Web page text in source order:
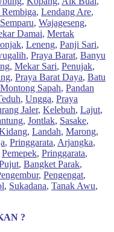
, Lendang Are,
Semparu, Wajageseng,
Damai, Mertak
, Leneng, Panji Sari,
, Praya Barat, Banyu
, Mekar Sari, Penujak,
, Praya Barat Daya, Batu
Montong Sapah, Pandan
, Ungga, Praya
Jaler, Kelebuh, Lajut,
, Jontlak, Sasake,
, Landah, Marong,
, Pringgarata, Arjangka,
Pemepek, Pringgarata,
, Bangket Parak,
, Pengengat,
, Sukadana, Tanak Awu,
?